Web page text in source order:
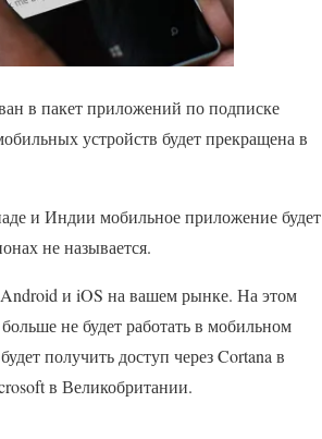
в пакет приложений по подписке
устройств будет прекращена в
и Индии мобильное приложение будет
не называется.
и iOS на вашем рынке. На этом
не будет работать в мобильном
получить доступ через Cortana в
в Великобритании.